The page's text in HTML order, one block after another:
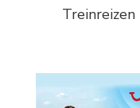
Treinreizen